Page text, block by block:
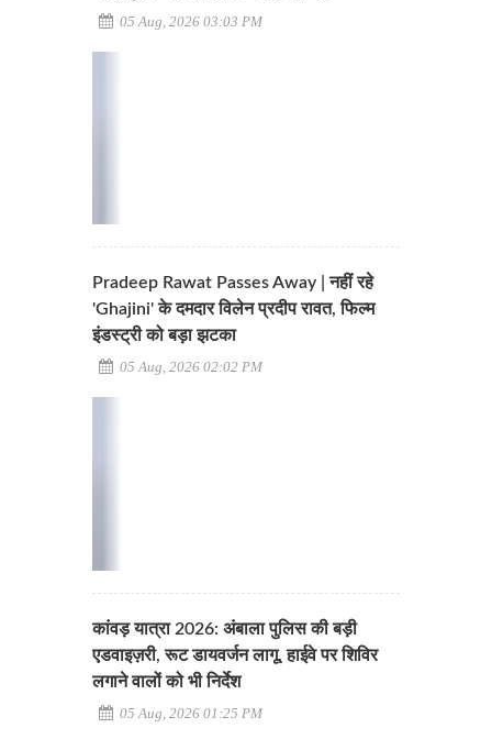
05 Aug, 2026 03:03 PM
Pradeep Rawat Passes Away | नहीं रहे
'Ghajini' के दमदार विलेन प्रदीप रावत, फिल्म
इंडस्ट्री को बड़ा झटका
05 Aug, 2026 02:02 PM
कांवड़ यात्रा 2026: अंबाला पुलिस की बड़ी
एडवाइज़री, रूट डायवर्जन लागू, हाईवे पर शिविर
लगाने वालों को भी निर्देश
05 Aug, 2026 01:25 PM